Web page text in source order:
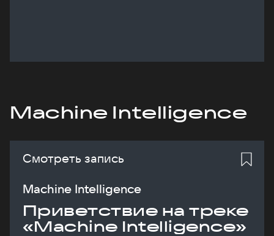
Machine Intelligence
Смотреть запись
Machine Intelligence
Приветствие на треке
«Machine Intelligence»